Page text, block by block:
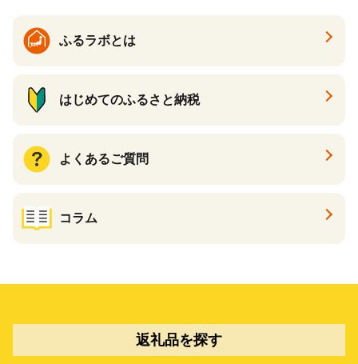
ふるラボとは
はじめてのふるさと納税
よくあるご質問
コラム
返礼品を探す